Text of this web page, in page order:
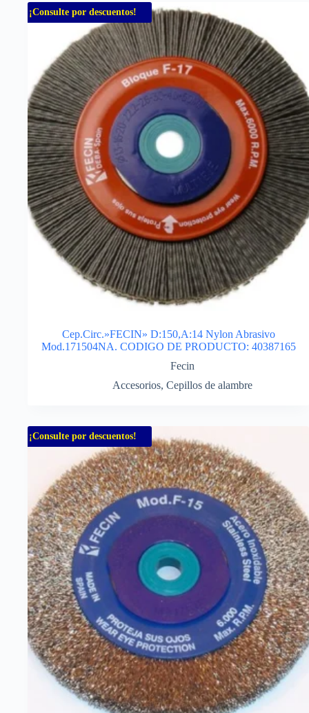
¡Consulte por descuentos!
Cep.Circ.»FECIN» D:150,A:14 Nylon Abrasivo
Mod.171504NA. CODIGO DE PRODUCTO: 40387165
Fecin
Accesorios, Cepillos de alambre
¡Consulte por descuentos!